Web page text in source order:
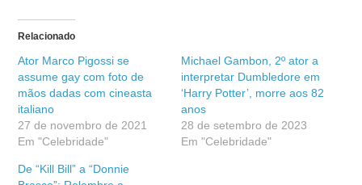
Relacionado
Ator Marco Pigossi se
assume gay com foto de
mãos dadas com cineasta
italiano
27 de novembro de 2021
Em "Celebridade"
Michael Gambon, 2º ator a
interpretar Dumbledore em
‘Harry Potter’, morre aos 82
anos
28 de setembro de 2023
Em "Celebridade"
De “Kill Bill” a “Donnie